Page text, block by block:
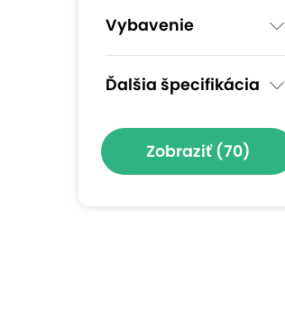
Vybavenie
Ďalšia špecifikácia
Zobraziť (70)